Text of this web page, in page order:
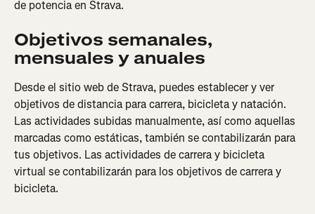
de potencia en Strava.
Objetivos semanales,
mensuales y anuales
Desde el sitio web de Strava, puedes establecer y ver
objetivos de distancia para carrera, bicicleta y natación.
Las actividades subidas manualmente, así como aquellas
marcadas como estáticas, también se contabilizarán para
tus objetivos. Las actividades de carrera y bicicleta
virtual se contabilizarán para los objetivos de carrera y
bicicleta.